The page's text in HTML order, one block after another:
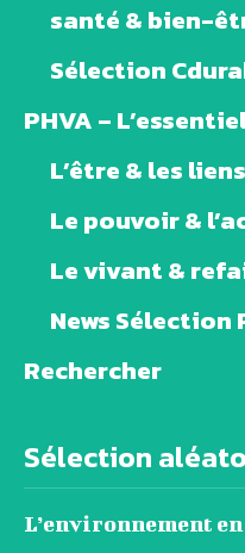
santé & bien-
Sélection
PHVA –
L’être & les liens
Le pouvoir &
Le vivant &
News Sélection
Rechercher
Sélection
L’environnement